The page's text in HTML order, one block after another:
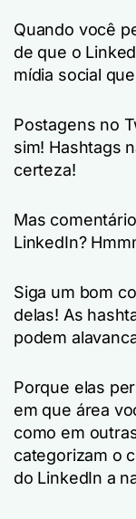
Quando você
de que o
mídia social
Postagens no
sim! Hashtags
certeza!
Mas
LinkedIn?
Siga um bom
delas! As
podem
Porque elas
em que área
como em
categorizam o
do LinkedIn a